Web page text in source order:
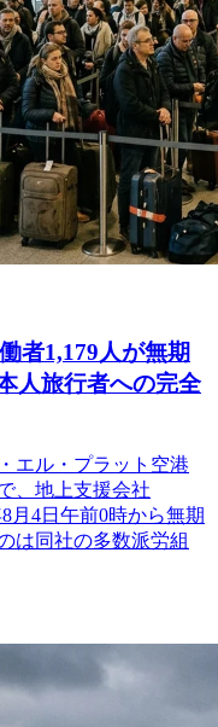
者1,179人が無期
人旅行者への完全
エル・プラット空港
で、地上支援会社
月4日午前0時から無期
は同社の多数派労組